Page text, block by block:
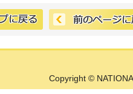
Copyright ©